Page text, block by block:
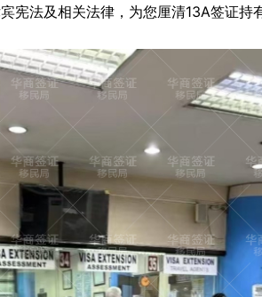
宪法及相关法律，为您厘清13A签证持